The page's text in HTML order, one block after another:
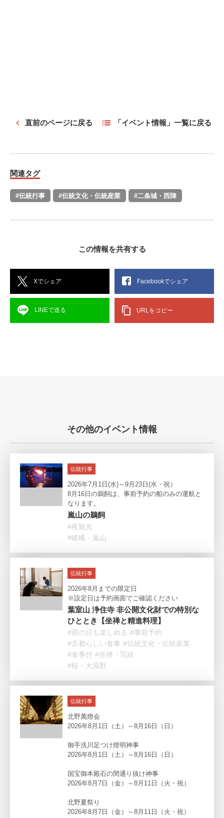
直前のページに戻る 「イベント情報」一覧に戻る
関連タグ
#伝統行事 #伝統文化・伝統産業 #二条城・西陣
この情報を共有する
Xでシェア Facebookでシェア
LINEで送る URLをコピー
その他のイベント情報
伝統行事
2026年7月1日(水)～9月23日(水・祝）
8月16日の鵜飼は、事前予約の船のみの運航と
なります。
嵐山の鵜飼
#夜観光
#嵯峨・嵐山
伝統行事
2026年8月までの限定日
※設定日は予約画面でご確認ください
葉室山 浄住寺 非公開文化財での特別な
ひととき【坐禅と精進料理】
#雨の日も楽しめる #事前予約
#京都らしい食事 #伝統文化・伝統産業
#食事付 #坐禅・写経
#桂・大原野
伝統行事
北野萬燈会
2026年8月1日（土）～8月16日（日）
御手洗川足つけ燈明神事
2026年8月1日（土）～8月16日（日）
国宝御本殿石の間通り抜け神事
2026年8月7日（金）～8月11日（火・祝）
北野夏祭り
2026年8月7日（金）～8月11日（火・祝）